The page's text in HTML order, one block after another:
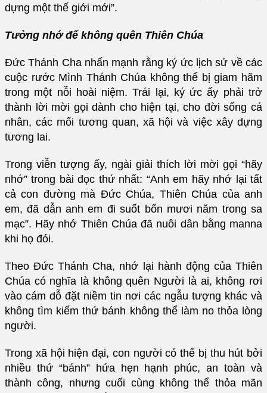
dựng một thế giới mới”.
Tưởng nhớ để không quên Thiên Chúa
Đức Thánh Cha nhấn mạnh rằng ký ức lịch sử về các
cuộc rước Mình Thánh Chúa không thể bị giam hãm
trong một nỗi hoài niệm. Trái lại, ký ức ấy phải trở
thành lời mời gọi dành cho hiện tại, cho đời sống cá
nhân, các mối tương quan, xã hội và việc xây dựng
tương lai.
Trong viễn tượng ấy, ngài giải thích lời mời gọi “hãy
nhớ” trong bài đọc thứ nhất: “Anh em hãy nhớ lại tất
cả con đường mà Đức Chúa, Thiên Chúa của anh
em, đã dẫn anh em đi suốt bốn mươi năm trong sa
mạc”. Hãy nhớ Thiên Chúa đã nuôi dân bằng manna
khi họ đói.
Theo Đức Thánh Cha, nhớ lại hành động của Thiên
Chúa có nghĩa là không quên Người là ai, không rơi
vào cám dỗ đặt niềm tin nơi các ngẫu tượng khác và
không tìm kiếm thứ bánh không thể làm no thỏa lòng
người.
Trong xã hội hiện đại, con người có thể bị thu hút bởi
nhiều thứ “bánh” hứa hẹn hạnh phúc, an toàn và
thành công, nhưng cuối cùng không thể thỏa mãn